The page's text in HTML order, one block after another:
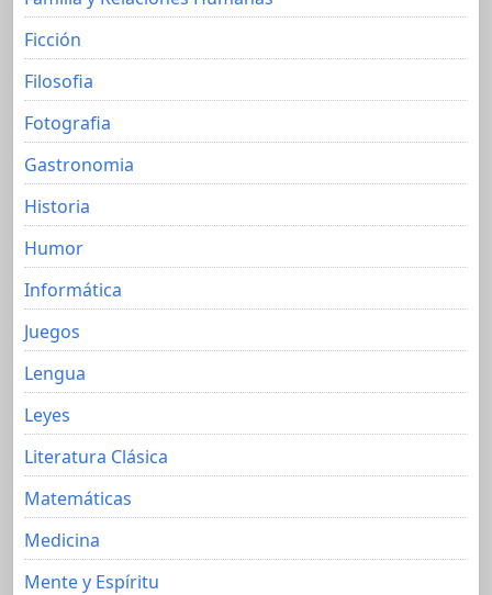
Ficción
Filosofia
Fotografia
Gastronomia
Historia
Humor
Informática
Juegos
Lengua
Leyes
Literatura Clásica
Matemáticas
Medicina
Mente y Espíritu